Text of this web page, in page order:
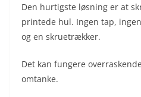
Den hurtigste løsning er at
printede hul. Ingen tap,
og en skruetrækker.
Det kan fungere
omtanke.